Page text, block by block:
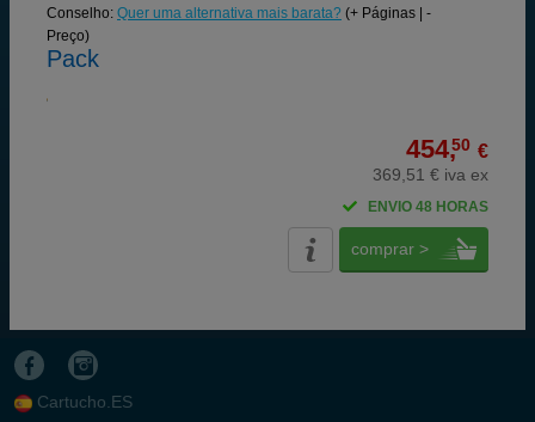
Conselho: Quer uma alternativa mais barata? (+ Páginas | -
Preço)
Pack
454,50 €
369,51 € iva ex
ENVIO 48 HORAS
comprar >
Cartucho.ES